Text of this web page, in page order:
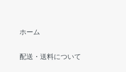
ホーム
配送・送料について